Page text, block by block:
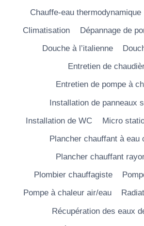
Chauffe-eau thermodynamique
Climatisation
Dépannage de
Douche à l’italienne
Entretien de
Entretien de pompe à
Installation de panneaux
Installation de WC
Micro
Plancher chauffant à eau
Plancher chauffant
Plombier chauffagiste
Pompe à chaleur air/eau
Récupération des eaux